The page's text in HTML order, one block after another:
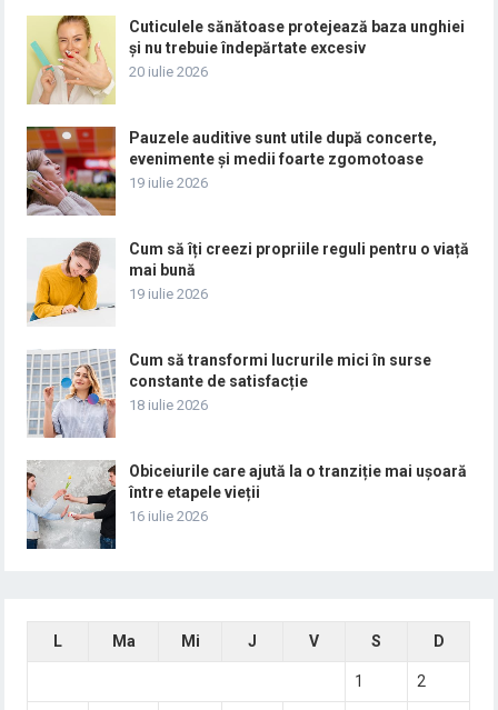
Cuticulele sănătoase protejează baza unghiei
și nu trebuie îndepărtate excesiv
20 iulie 2026
Pauzele auditive sunt utile după concerte,
evenimente și medii foarte zgomotoase
19 iulie 2026
Cum să îți creezi propriile reguli pentru o viață
mai bună
19 iulie 2026
Cum să transformi lucrurile mici în surse
constante de satisfacție
18 iulie 2026
Obiceiurile care ajută la o tranziție mai ușoară
între etapele vieții
16 iulie 2026
L Ma Mi J V S D
1 2